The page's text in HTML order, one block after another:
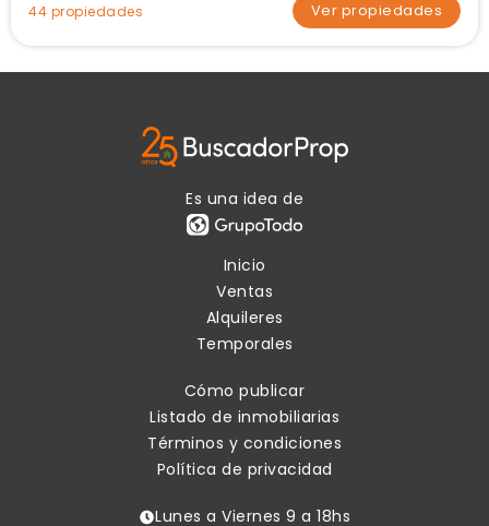
44 propiedades Ver propiedades
Es una idea de
Inicio
Ventas
Alquileres
Temporales
Cómo publicar
Listado de inmobiliarias
Términos y condiciones
Política de privacidad
Lunes a Viernes 9 a 18hs